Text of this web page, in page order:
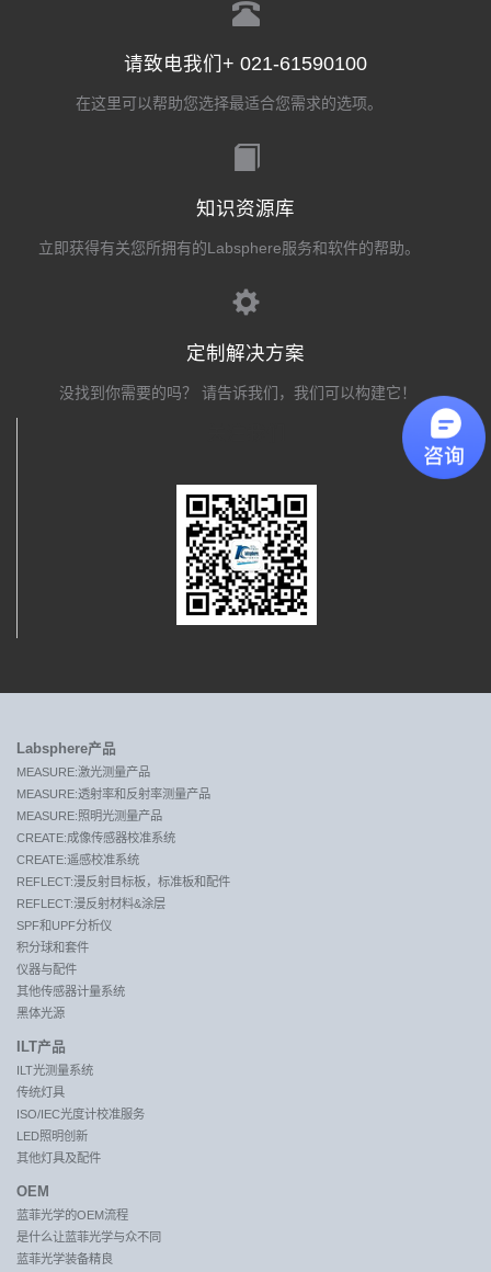
请致电我们+ 021-61590100
在这里可以帮助您选择最适合您需求的选项。
知识资源库
立即获得有关您所拥有的Labsphere服务和软件的帮助。
定制解决方案
没找到你需要的吗？ 请告诉我们，我们可以构建它！
Labsphere产品
MEASURE:激光测量产品
MEASURE:透射率和反射率测量产品
MEASURE:照明光测量产品
CREATE:成像传感器校准系统
CREATE:遥感校准系统
REFLECT:漫反射目标板，标准板和配件
REFLECT:漫反射材料&涂层
SPF和UPF分析仪
积分球和套件
仪器与配件
其他传感器计量系统
黑体光源
ILT产品
ILT光测量系统
传统灯具
ISO/IEC光度计校准服务
LED照明创新
其他灯具及配件
OEM
蓝菲光学的OEM流程
是什么让蓝菲光学与众不同
蓝菲光学装备精良